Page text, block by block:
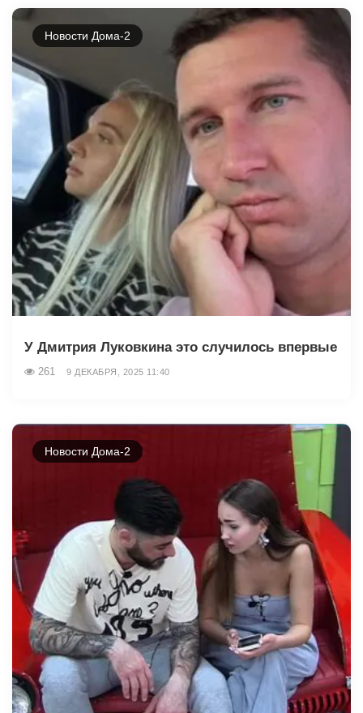
Новости Дома-2
У Дмитрия Луковкина это случилось впервые
261 9 ДЕКАБРЯ, 2025 11:40
Новости Дома-2